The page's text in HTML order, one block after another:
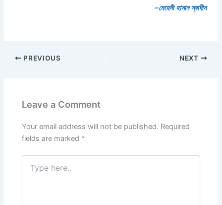
–মেহেদী হাসান স্বাধীন
PREVIOUS NEXT
Leave a Comment
Your email address will not be published. Required
fields are marked *
Type
here..